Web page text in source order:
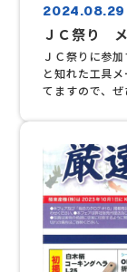
2024.08.29
ＪＣ祭り
ＪＣ祭りに参
と知れた工具
てますので、